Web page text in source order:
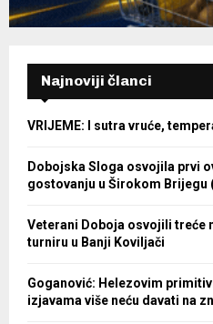
Najnoviji članci
VRIJEME: I sutra vruće,
Dobojska Sloga osvojila prvi
gostovanju u Širokom Brijegu
Veterani Doboja osvojili treće
turniru u Banji Koviljači
Goganović: Helezovim
izjavama više neću davati na